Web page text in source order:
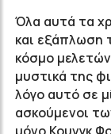
Όλα αυτά τα
και εξάπλωση
κόσμο
μυστικά της
λόγο αυτό σε
ασκούμενοι